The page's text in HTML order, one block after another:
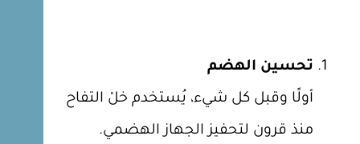
تحسين الهضم
أولًا وقبل كل شيء، يُستخدم خلْ التفاح
منذ قرون لتحفيز الجهاز الهضمي.